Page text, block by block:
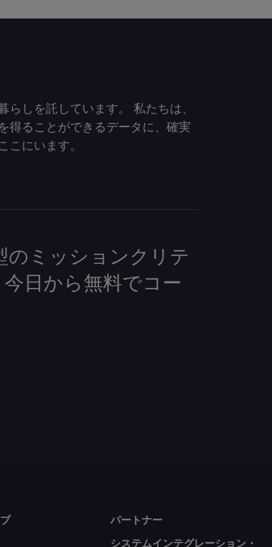
しを託しています。 私たちは、
得ることができるデータに、確実
にいます。
のミッションクリテ
日から無料でコー
パートナー
システムインテグレーション・